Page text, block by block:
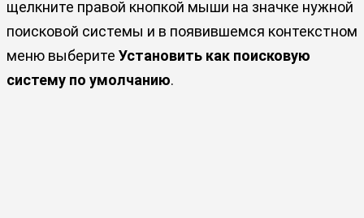
щелкните правой кнопкой мыши на значке нужной
поисковой системы и в появившемся контекстном
меню выберите Установить как поисковую
систему по умолчанию.